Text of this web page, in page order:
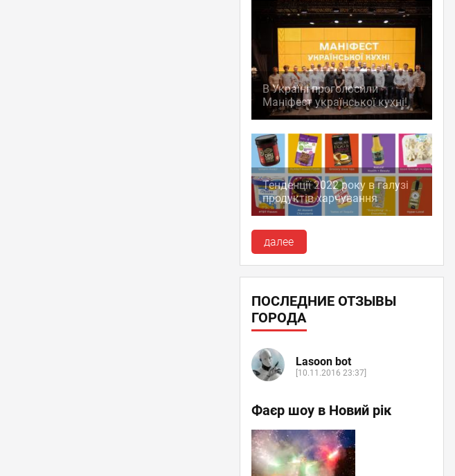
В Україні проголосили
Маніфест української кухні!
Тенденції 2022 року в галузі
продуктів харчування
далее
ПОСЛЕДНИЕ ОТЗЫВЫ
ГОРОДА
Lasoon bot
[10.11.2016 23:37]
Фаєр шоу в Новий рік